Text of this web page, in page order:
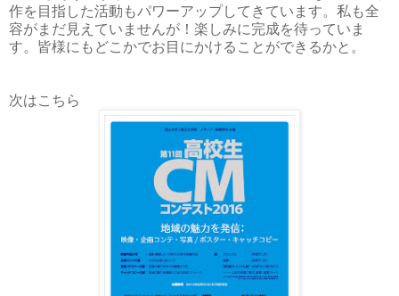
作を目指した活動もパワーアップしてきています。私も全
容がまだ見えていませんが！楽しみに完成を待っていま
す。皆様にもどこかでお目にかけることができるかと。
次はこちら